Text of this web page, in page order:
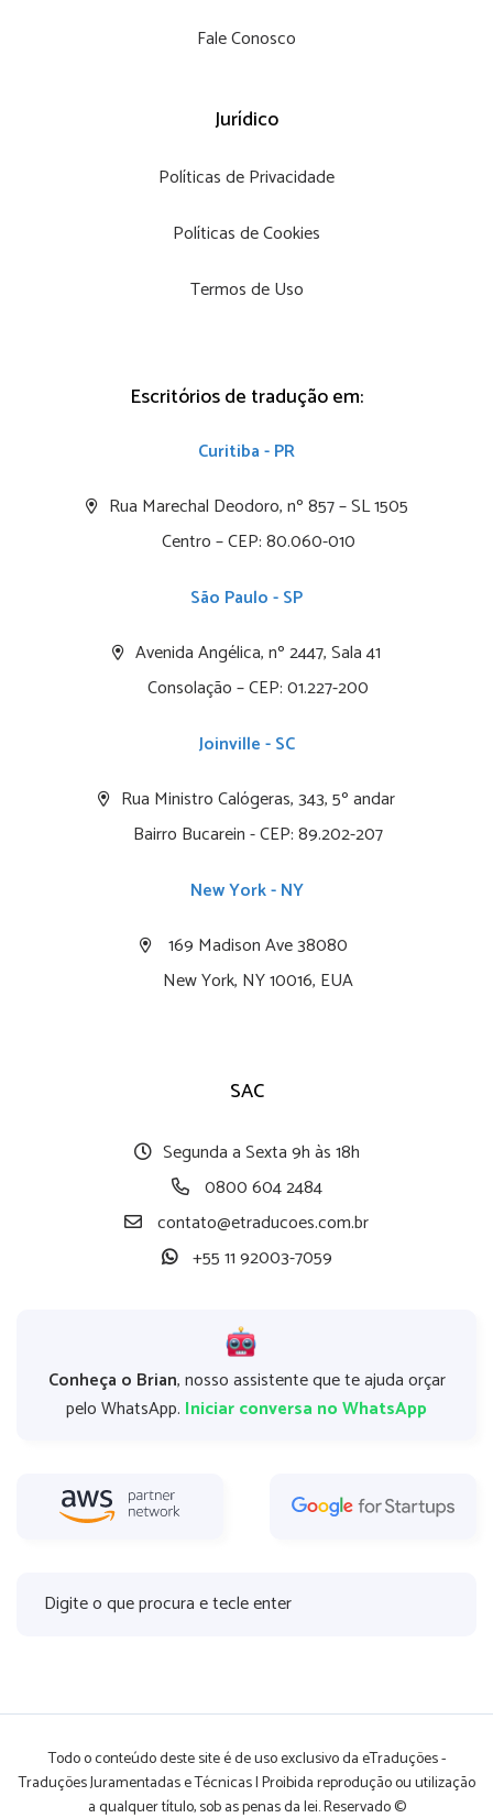
Fale Conosco
Jurídico
Políticas de Privacidade
Políticas de Cookies
Termos de Uso
Escritórios de tradução em:
Curitiba - PR
Rua Marechal Deodoro, nº 857 – SL 1505
Centro – CEP: 80.060-010
São Paulo - SP
Avenida Angélica, nº 2447, Sala 41
Consolação – CEP: 01.227-200
Joinville - SC
Rua Ministro Calógeras, 343, 5º andar
Bairro Bucarein - CEP: 89.202-207
New York - NY
169 Madison Ave 38080
New York, NY 10016, EUA
SAC
Segunda a Sexta 9h às 18h
0800 604 2484
contato@etraducoes.com.br
+55 11 92003-7059
Conheça o Brian, nosso assistente que te ajuda orçar
pelo WhatsApp. Iniciar conversa no WhatsApp
Todo o conteúdo deste site é de uso exclusivo da eTraduções -
Traduções Juramentadas e Técnicas | Proibida reprodução ou utilização
a qualquer título, sob as penas da lei. Reservado ©